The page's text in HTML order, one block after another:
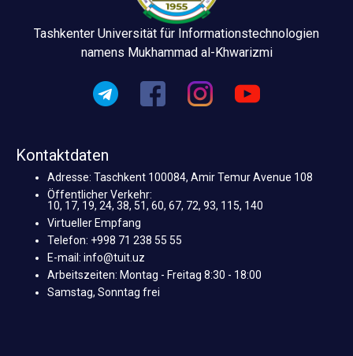
Tashkenter Universität für Informationstechnologien
namens Mukhammad al-Khwarizmi
Kontaktdaten
Adresse: Taschkent 100084, Amir Temur Avenue 108
Öffentlicher Verkehr:
10, 17, 19, 24, 38, 51, 60, 67, 72, 93, 115, 140
Virtueller Empfang
Telefon: +998 71 238 55 55
E-mail: info@tuit.uz
Arbeitszeiten: Montag - Freitag 8:30 - 18:00
Samstag, Sonntag frei